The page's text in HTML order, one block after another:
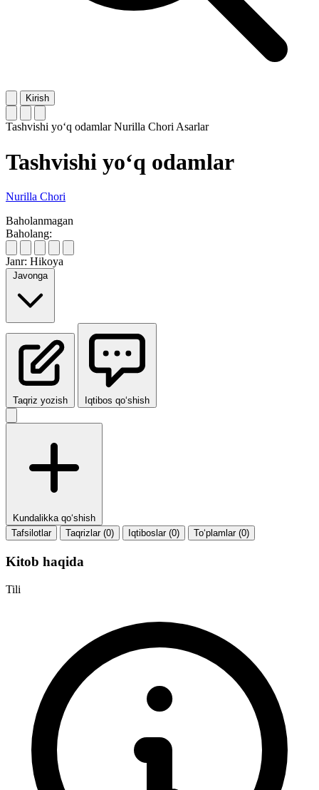
Kirish
Tashvishi yo‘q odamlar Nurilla ChoriAsarlar
Tashvishi yo‘q odamlar
Nurilla Chori
Baholanmagan
Baholang:
Janr: Hikoya
Javonga
Taqriz yozish Iqtibos qo‘shish
Kundalikka qo‘shish
Tafsilotlar
Taqrizlar (0) Iqtiboslar (0) To‘plamlar (0)
Kitob haqida
Tili